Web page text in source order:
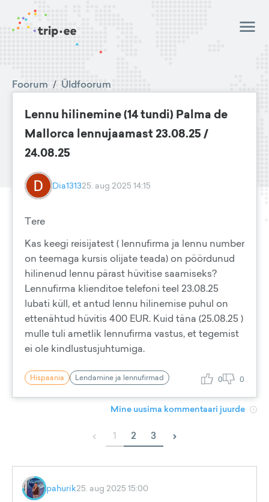
Foorum / Üldfoorum
Lennu hilinemine (14 tundi) Palma de
Mallorca lennujaamast 23.08.25 /
24.08.25
Dia131325. aug 2025 14:15
Tere
Kas keegi reisijatest ( lennufirma ja lennu number
on teemaga kursis olijate teada) on pöördunud
hilinenud lennu pärast hüvitise saamiseks?
Lennufirma klienditoe telefoni teel 23.08.25
lubati küll, et antud lennu hilinemise puhul on
ettenähtud hüvitis 400 EUR. Kuid täna (25.08.25 )
mulle tuli ametlik lennufirma vastus, et tegemist
ei ole kindlustusjuhtumiga.
Hispaania Lendamine ja lennufirmad 0 0
Mine uusima kommentaari juurde
‹ 1 2 3 ›
pahurik25. aug 2025 15:00